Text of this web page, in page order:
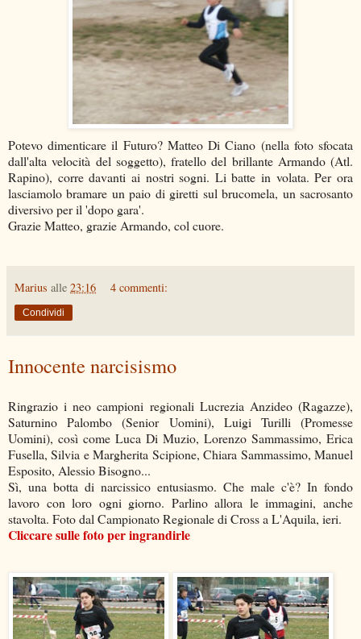
Potevo dimenticare il Futuro? Matteo Di Ciano (nella foto sfocata
dall'alta velocità del soggetto), fratello del brillante Armando (Atl.
Rapino), corre davanti ai nostri sogni. Li batte in volata. Per ora
lasciamolo bramare un paio di giretti sul brucomela, un sacrosanto
diversivo per il 'dopo gara'.
Grazie Matteo, grazie Armando, col cuore.
Marius alle 23:16 4 commenti:
Condividi
Innocente narcisismo
Ringrazio i neo campioni regionali Lucrezia Anzideo (Ragazze),
Saturnino Palombo (Senior Uomini), Luigi Turilli (Promesse
Uomini), così come Luca Di Muzio, Lorenzo Sammassimo, Erica
Fusella, Silvia e Margherita Scipione, Chiara Sammassimo, Manuel
Esposito, Alessio Bisogno...
Sì, una botta di narcissico entusiasmo. Che male c'è? In fondo
lavoro con loro ogni giorno. Parlino allora le immagini, anche
stavolta. Foto dal Campionato Regionale di Cross a L'Aquila, ieri.
Cliccare sulle foto per ingrandirle